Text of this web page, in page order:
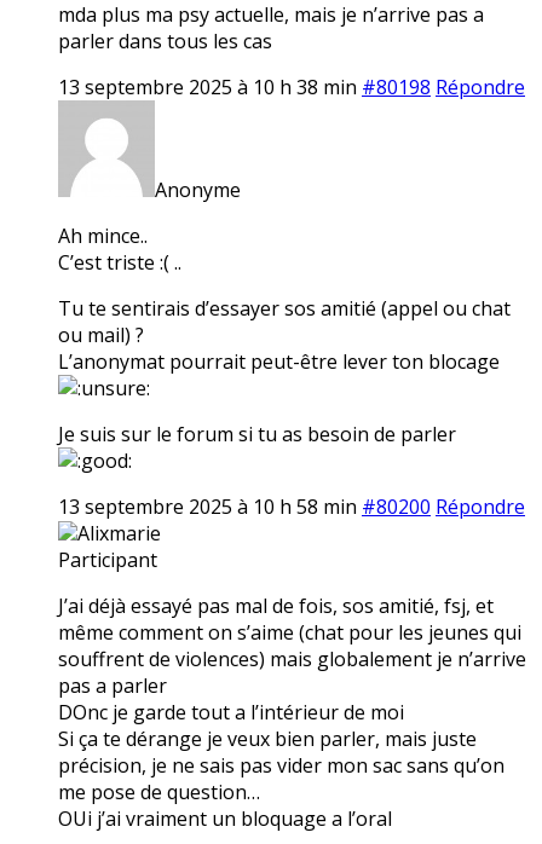
mda plus ma psy actuelle, mais je n’arrive pas a
parler dans tous les cas
13 septembre 2025 à 10 h 38 min #80198 Répondre
Anonyme
Ah mince..
C’est triste :( ..
Tu te sentirais d’essayer sos amitié (appel ou chat
ou mail) ?
L’anonymat pourrait peut-être lever ton blocage
Je suis sur le forum si tu as besoin de parler
13 septembre 2025 à 10 h 58 min #80200 Répondre
Alixmarie
Participant
J’ai déjà essayé pas mal de fois, sos amitié, fsj, et
même comment on s’aime (chat pour les jeunes qui
souffrent de violences) mais globalement je n’arrive
pas a parler
DOnc je garde tout a l’intérieur de moi
Si ça te dérange je veux bien parler, mais juste
précision, je ne sais pas vider mon sac sans qu’on
me pose de question…
OUi j’ai vraiment un bloquage a l’oral